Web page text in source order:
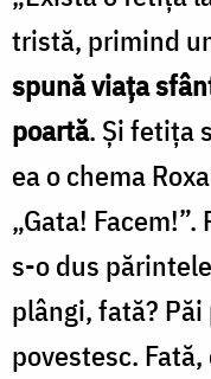
tristă, primind
spună viața
poartă. Și fetița
ea o chema
„Gata!
s-o dus
plângi, fată?
povestesc.